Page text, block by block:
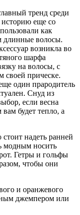
тренд среди
историю еще со
как
волосы.
возникла во
шарфа
на волосы, с
своей прическе.
один прародитель
Снуд из
если весна
будет тепло, а
надеть ранней
модным носить
Гетры и гольфы
чтобы они
и оранжевого
джемпером или